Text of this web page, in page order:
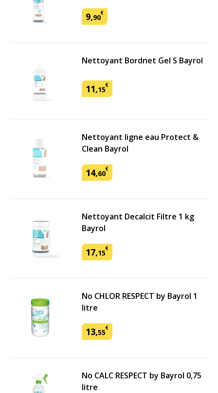
9,90€
Nettoyant Bordnet Gel S Bayrol
11,15€
Nettoyant ligne eau Protect &
Clean Bayrol
14,60€
Nettoyant Decalcit Filtre 1 kg
Bayrol
17,15€
No CHLOR RESPECT by Bayrol 1
litre
13,55€
No CALC RESPECT by Bayrol 0,75
litre